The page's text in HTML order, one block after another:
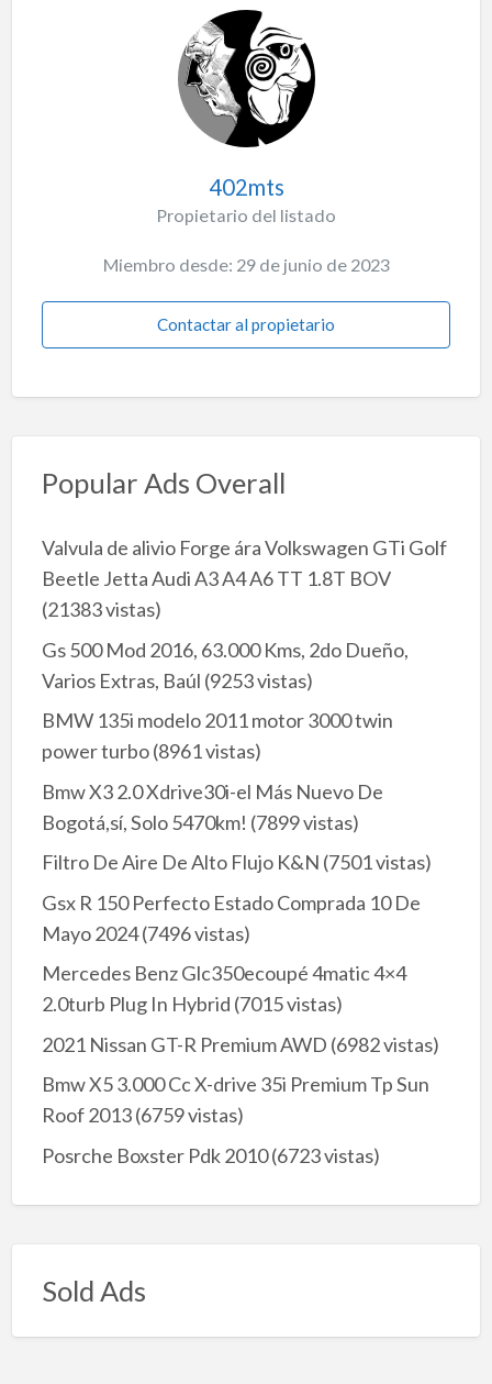
402mts
Propietario del listado
Miembro desde: 29 de junio de 2023
Contactar al propietario
Popular Ads Overall
Valvula de alivio Forge ára Volkswagen GTi Golf
Beetle Jetta Audi A3 A4 A6 TT 1.8T BOV
(21383 vistas)
Gs 500 Mod 2016, 63.000 Kms, 2do Dueño,
Varios Extras, Baúl (9253 vistas)
BMW 135i modelo 2011 motor 3000 twin
power turbo(8961 vistas)
Bmw X3 2.0 Xdrive30i-el Más Nuevo De
Bogotá,sí, Solo 5470km! (7899 vistas)
Filtro De Aire De Alto Flujo K&N (7501 vistas)
Gsx R 150 Perfecto Estado Comprada 10 De
Mayo 2024(7496 vistas)
Mercedes Benz Glc350ecoupé 4matic 4×4
2.0turb Plug In Hybrid (7015 vistas)
2021 Nissan GT-R Premium AWD (6982 vistas)
Bmw X5 3.000 Cc X-drive 35i Premium Tp Sun
Roof 2013(6759 vistas)
Posrche Boxster Pdk 2010(6723 vistas)
Sold Ads